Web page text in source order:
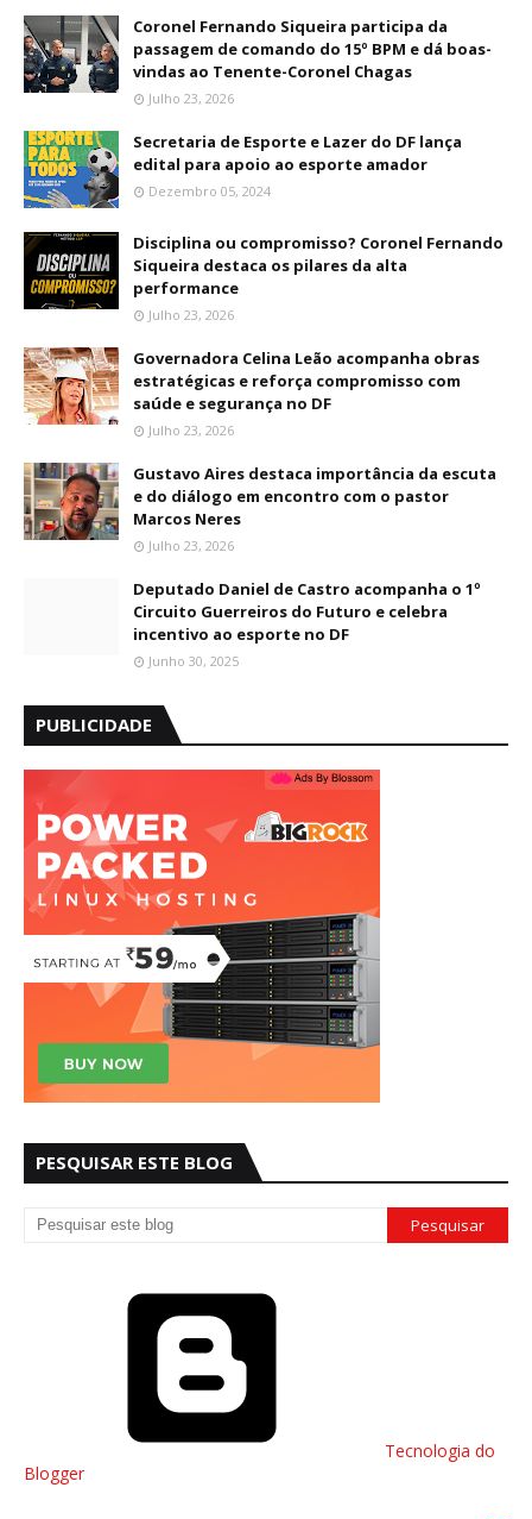
Coronel Fernando Siqueira participa da
passagem de comando do 15º BPM e dá boas-
vindas ao Tenente-Coronel Chagas
Julho 23, 2026
Secretaria de Esporte e Lazer do DF lança
edital para apoio ao esporte amador
Dezembro 05, 2024
Disciplina ou compromisso? Coronel Fernando
Siqueira destaca os pilares da alta
performance
Julho 23, 2026
Governadora Celina Leão acompanha obras
estratégicas e reforça compromisso com
saúde e segurança no DF
Julho 23, 2026
Gustavo Aires destaca importância da escuta
e do diálogo em encontro com o pastor
Marcos Neres
Julho 23, 2026
Deputado Daniel de Castro acompanha o 1º
Circuito Guerreiros do Futuro e celebra
incentivo ao esporte no DF
Junho 30, 2025
PUBLICIDADE
PESQUISAR ESTE BLOG
Tecnologia do
Blogger